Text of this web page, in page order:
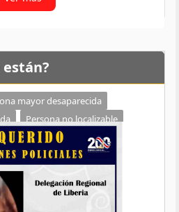
mayor desaparecida
Persona no localizable